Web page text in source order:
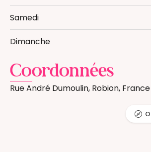
Samedi
Dimanche
Coordonnées
Rue André Dumoulin, Robion, France